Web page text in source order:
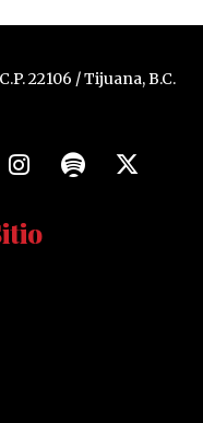
22106 / Tijuana, B.C.